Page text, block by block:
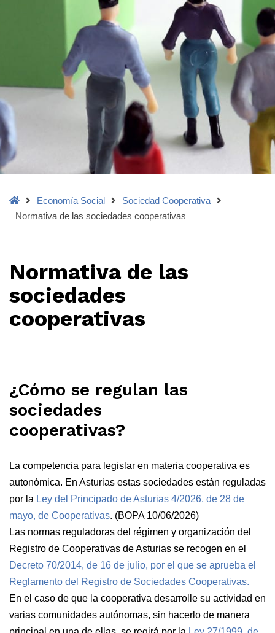
HomeEconomía Social
Sociedad Cooperativa
Normativa de las sociedades cooperativas
Normativa de las
sociedades
cooperativas
¿Cómo se regulan las
sociedades
cooperativas?
La competencia para legislar en materia cooperativa es
autonómica. En Asturias estas sociedades están reguladas
por la Ley del Principado de Asturias 4/2026, de 28 de
mayo, de Cooperativas. (BOPA 10/06/2026)
Las normas reguladoras del régimen y organización del
Registro de Cooperativas de Asturias se recogen en el
Decreto 70/2014, de 16 de julio, por el que se aprueba el
Reglamento del Registro de Sociedades Cooperativas.
En el caso de que la cooperativa desarrolle su actividad en
varias comunidades autónomas, sin hacerlo de manera